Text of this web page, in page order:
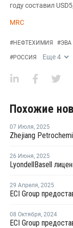
году составил
MRC
#НЕФТЕХИМИЯ #ЭВА
#РОССИЯ Еще4
Похожие
07 Июля, 2025
26 Июня, 2025
29 Апреля, 2025
08 Октября, 2024